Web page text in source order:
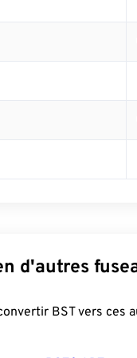
d'autres
BST vers ces